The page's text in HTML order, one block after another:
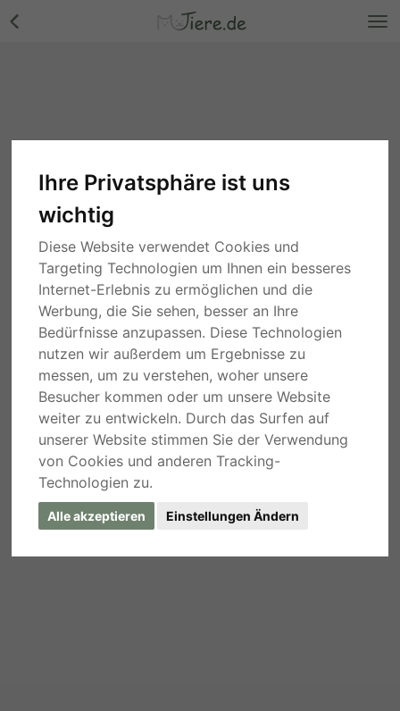
Ihre Privatsphäre ist uns
wichtig
Diese Website verwendet Cookies und
Targeting Technologien um Ihnen ein besseres
Internet-Erlebnis zu ermöglichen und die
Werbung, die Sie sehen, besser an Ihre
Bedürfnisse anzupassen. Diese Technologien
nutzen wir außerdem um Ergebnisse zu
messen, um zu verstehen, woher unsere
Besucher kommen oder um unsere Website
weiter zu entwickeln. Durch das Surfen auf
unserer Website stimmen Sie der Verwendung
von Cookies und anderen Tracking-
Technologien zu.
Alle akzeptieren Einstellungen Ändern